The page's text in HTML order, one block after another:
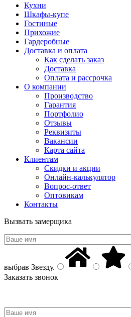
Кухни
Шкафы-купе
Гостиные
Прихожие
Гардеробные
Доставка и оплата
Как сделать заказ
Доставка
Оплата и рассрочка
О компании
Производство
Гарантия
Портфолио
Отзывы
Реквизиты
Вакансии
Карта сайта
Клиентам
Скидки и акции
Онлайн-калькулятор
Вопрос-ответ
Оптовикам
Контакты
Вызвать замерщика
выбрав Звезду.
Заказать звонок